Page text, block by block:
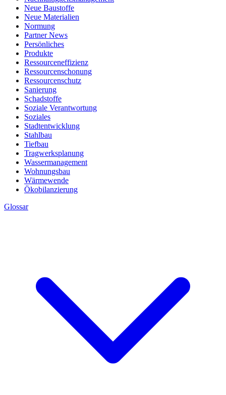
Neue Baustoffe
Neue Materialien
Normung
Partner News
Persönliches
Produkte
Ressourceneffizienz
Ressourcenschonung
Ressourcenschutz
Sanierung
Schadstoffe
Soziale Verantwortung
Soziales
Stadtentwicklung
Stahlbau
Tiefbau
Tragwerksplanung
Wassermanagement
Wohnungsbau
Wärmewende
Ökobilanzierung
Glossar